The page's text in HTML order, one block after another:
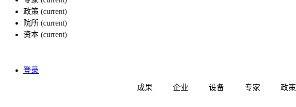
政策 (current)
院所 (current)
资本 (current)
登录
成果 企业 设备 专家 政策